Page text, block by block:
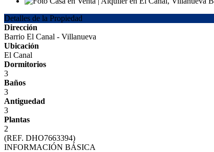
Detalles de la Propiedad
Dirección
Barrio El Canal - Villanueva
Ubicación
El Canal
Dormitorios
3
Baños
3
Antiguedad
3
Plantas
2
(REF. DHO7663394)
INFORMACIÓN BÁSICA